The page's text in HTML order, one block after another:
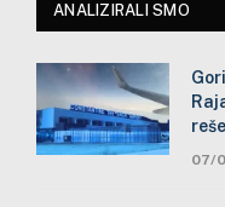
ANALIZIRALI SMO
07/